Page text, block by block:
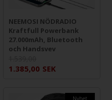
NEEMOSI NÖDRADIO
Kraftfull Powerbank
27.000mAh, Bluetooth
och Handsvev
1.385,00 SEK